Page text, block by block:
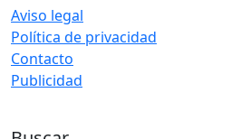
Aviso legal
Política de privacidad
Contacto
Publicidad